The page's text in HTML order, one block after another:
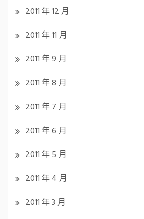
2011 年 12 月
2011 年 11 月
2011 年 9 月
2011 年 8 月
2011 年 7 月
2011 年 6 月
2011 年 5 月
2011 年 4 月
2011 年 3 月